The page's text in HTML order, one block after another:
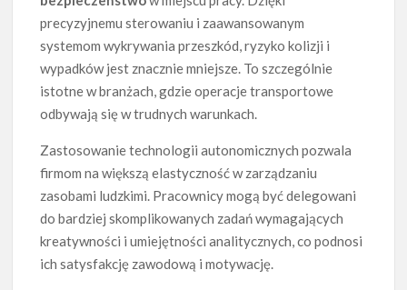
precyzyjnemu sterowaniu i zaawansowanym
systemom wykrywania przeszkód, ryzyko kolizji i
wypadków jest znacznie mniejsze. To szczególnie
istotne w branżach, gdzie operacje transportowe
odbywają się w trudnych warunkach.
Zastosowanie technologii autonomicznych pozwala
firmom na większą elastyczność w zarządzaniu
zasobami ludzkimi. Pracownicy mogą być delegowani
do bardziej skomplikowanych zadań wymagających
kreatywności i umiejętności analitycznych, co podnosi
ich satysfakcję zawodową i motywację.